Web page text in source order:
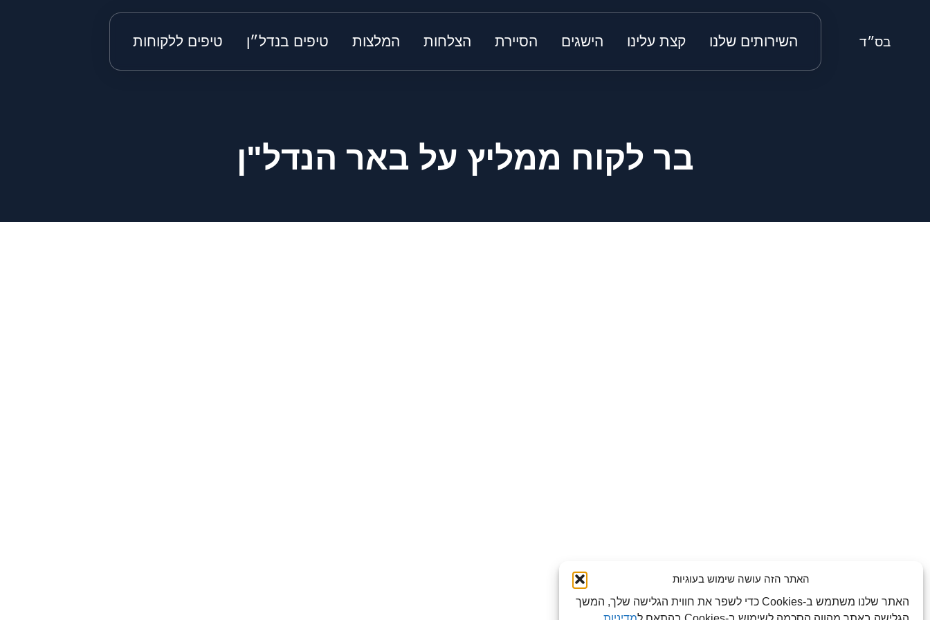
האתר הזה עושה שימוש בעוגיות
האתר שלנו משתמש ב-Cookies כדי לשפר את חווית הגלישה שלך, המשך
בס״ד השירותים שלנו קצת עלינו הישגים הסיירת הצלחות המלצות טיפים בנדל״ן טיפים ללקוחות
בר לקוח ממליץ על באר הנדל"ן